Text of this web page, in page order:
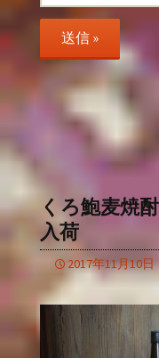
くろ鮑麦焼
入荷
2017年11月10日